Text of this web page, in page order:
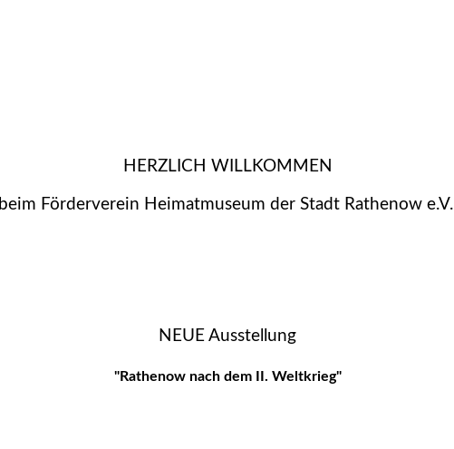
HERZLICH WILLKOMMEN
beim Förderverein Heimatmuseum der Stadt Rathenow e.V.
NEUE Ausstellung
"Rathenow nach dem II. Weltkrieg"